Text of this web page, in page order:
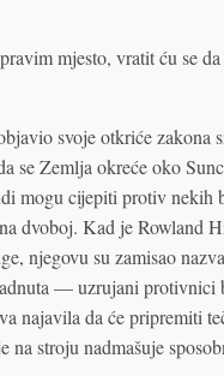
mjesto, vratit ću se
svoje otkriće zakona
se Zemlja okreće oko
mogu cijepiti protiv
dvoboj. Kad je Rowland
njegovu su zamisao
— uzrujani protivnici
najavila da će pripremiti
stroju nadmašuje